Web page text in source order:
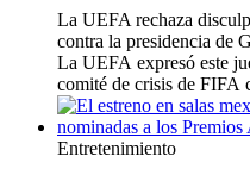
La UEFA rechaza
contra la presidencia de
La UEFA expresó este
comité de crisis de FIFA
Entretenimiento